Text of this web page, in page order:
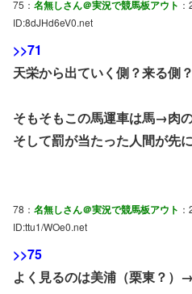
75： 名無しさん＠実況で競馬板アウト
ID:8dJHd6eV0.net
>>71
天栄から出ていく側？来る側？
そもそもこの馬運車は馬→肉
そして罰が当たった人間が先
78： 名無しさん＠実況で競馬板アウト
ID:ttu1/WOe0.net
>>75
よく見るのは美浦（栗東？）